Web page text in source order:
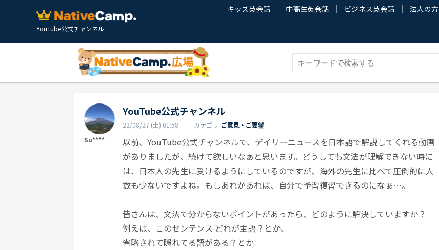
YouTube公式チャンネル
キッズ英会話 中高生英会話 ビジネス英会話 法人の方
Su****
YouTube公式チャンネル
22/08/27 (土) 01:58 カテゴリ ご意見・ご要望
以前、YouTube公式チャンネルで、デイリーニュースを日本語で解説してくれる動画
がありましたが、続けて欲しいなぁと思います。どうしても文法が理解できない時に
は、日本人の先生に受けるようにしているのですが、海外の先生に比べて圧倒的に人
数も少ないですよね。もしあれがあれば、自分で予習復習できるのになぁ…。
皆さんは、文法で分からないポイントがあったら、どのように解決していますか？
例えば、このセンテンス どれが主語？とか、
省略されて隠れてる語がある？とか